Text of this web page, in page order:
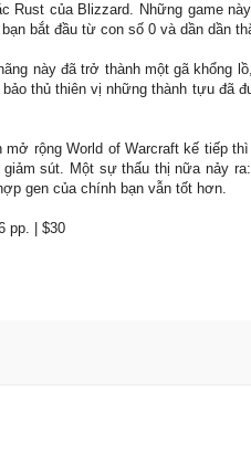
Rust của Blizzard. Những game
bắt đầu từ con số 0 và dần dần
này đã trở thành một gã khổng
thủ thiên vị những thành tựu đã
rộng World of Warcraft kế tiếp
sút. Một sự thấu thị nữa nảy
gen của chính bạn vẫn tốt hơn.
pp. | $30